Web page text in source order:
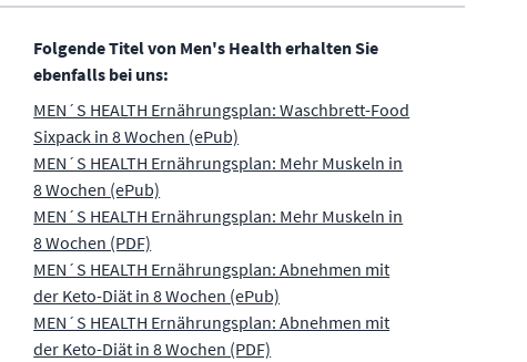
Folgende Titel von Men's Health erhalten Sie
ebenfalls bei uns:
MEN´S HEALTH Ernährungsplan: Waschbrett-Food
Sixpack in 8 Wochen (ePub)
MEN´S HEALTH Ernährungsplan: Mehr Muskeln in
8 Wochen (ePub)
MEN´S HEALTH Ernährungsplan: Mehr Muskeln in
8 Wochen (PDF)
MEN´S HEALTH Ernährungsplan: Abnehmen mit
der Keto-Diät in 8 Wochen (ePub)
MEN´S HEALTH Ernährungsplan: Abnehmen mit
der Keto-Diät in 8 Wochen (PDF)